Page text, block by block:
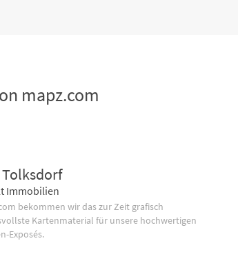
mapz.com
Immobilien
bekommen wir das zur Zeit grafisch
Kartenmaterial für unsere hochwertigen
Exposés.